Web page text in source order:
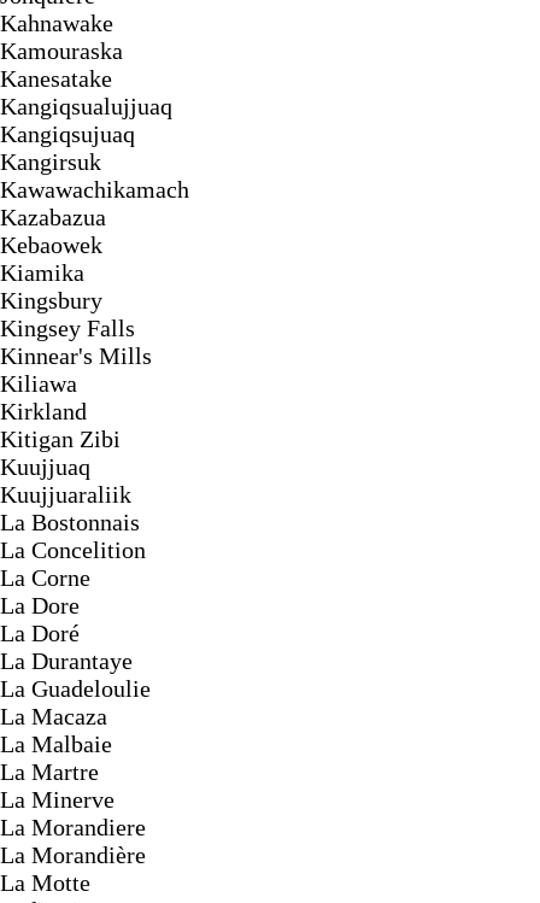
Kahnawake
Kamouraska
Kanesatake
Kangiqsualujjuaq
Kangiqsujuaq
Kangirsuk
Kawawachikamach
Kazabazua
Kebaowek
Kiamika
Kingsbury
Kingsey Falls
Kinnear's Mills
Kiliawa
Kirkland
Kitigan Zibi
Kuujjuaq
Kuujjuaraliik
La Bostonnais
La Concelition
La Corne
La Dore
La Doré
La Durantaye
La Guadeloulie
La Macaza
La Malbaie
La Martre
La Minerve
La Morandiere
La Morandière
La Motte